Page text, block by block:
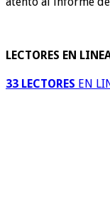
LECTORES EN
33 LECTORES EN